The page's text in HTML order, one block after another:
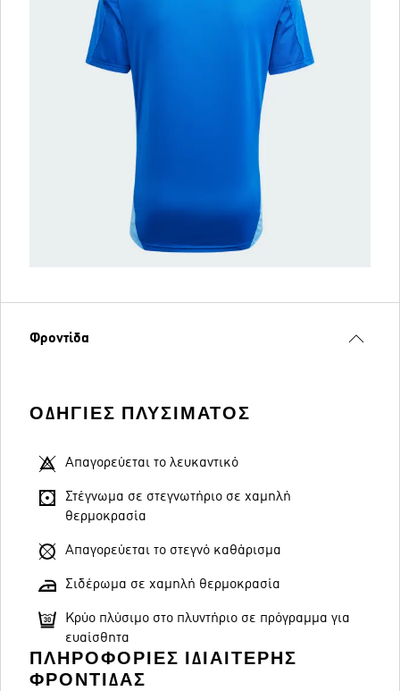
Φροντίδα
ΟΔΗΓΊΕΣ ΠΛΥΣΊΜΑΤΟΣ
Απαγορεύεται το λευκαντικό
Στέγνωμα σε στεγνωτήριο σε χαμηλή
θερμοκρασία
Απαγορεύεται το στεγνό καθάρισμα
Σιδέρωμα σε χαμηλή θερμοκρασία
Κρύο πλύσιμο στο πλυντήριο σε πρόγραμμα για
ευαίσθητα
ΠΛΗΡΟΦΟΡΊΕΣ ΙΔΙΑΊΤΕΡΗΣ
ΦΡΟΝΤΊΔΑΣ